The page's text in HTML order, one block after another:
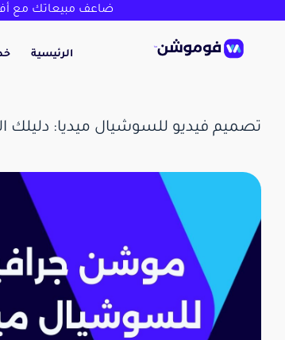
ضاعف مبيعاتك مع
الرئيسية
تصميم فيديو للسوشيال ميديا: دليلك الكامل